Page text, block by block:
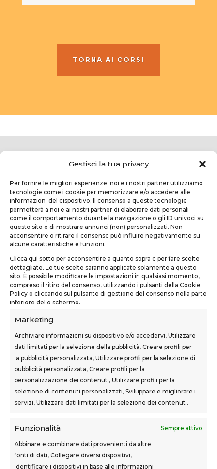
Gestisci la tua privacy
Per fornire le migliori esperienze, noi e i nostri partner utilizziamo
tecnologie come i cookie per memorizzare e/o accedere alle
informazioni del dispositivo. Il consenso a queste tecnologie
permetterà a noi e ai nostri partner di elaborare dati personali
come il comportamento durante la navigazione o gli ID univoci su
questo sito e di mostrare annunci (non) personalizzati. Non
acconsentire o ritirare il consenso può influire negativamente su
alcune caratteristiche e funzioni.
Clicca qui sotto per acconsentire a quanto sopra o per fare scelte
dettagliate. Le tue scelte saranno applicate solamente a questo
sito. È possibile modificare le impostazioni in qualsiasi momento,
compreso il ritiro del consenso, utilizzando i pulsanti della Cookie
Policy o cliccando sul pulsante di gestione del consenso nella parte
inferiore dello schermo.
Marketing
Archiviare informazioni su dispositivo e/o accedervi, Utilizzare
dati limitati per la selezione della pubblicità, Creare profili per
la pubblicità personalizzata, Utilizzare profili per la selezione di
pubblicità personalizzata, Creare profili per la
personalizzazione dei contenuti, Utilizzare profili per la
selezione di contenuti personalizzati, Sviluppare e migliorare i
servizi, Utilizzare dati limitati per la selezione dei contenuti.
Funzionalità Sempre attivo
Abbinare e combinare dati provenienti da altre
fonti di dati, Collegare diversi dispositivi,
Identificare i dispositivi in base alle informazioni
TORNA AI CORSI
TEKNOFORM SRL
Castelfranco di Sotto (PI)
teknoform@teknoform.it
SEDI CORSI
Sovigliana – Vinci
Via F.lli Cairoli, 12
Castelfranco di Sotto
Teknoform srl – p.iva 05765060487 – Cap. Soc. euro